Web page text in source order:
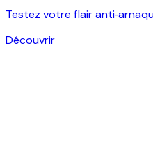
Testez votre flair
Découvrir